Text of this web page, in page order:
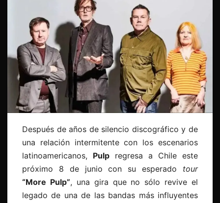
Después de años de silencio discográfico y de
una relación intermitente con los escenarios
latinoamericanos, Pulp regresa a Chile este
próximo 8 de junio con su esperado tour
“More Pulp”, una gira que no sólo revive el
legado de una de las bandas más influyentes